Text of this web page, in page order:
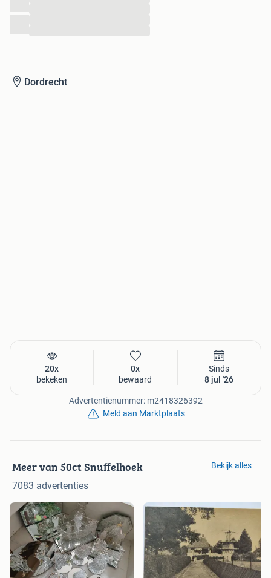
Dordrecht
20x
bekeken
0x
bewaard
Sinds
8 jul '26
Advertentienummer: m2418326392
Meld aan Marktplaats
Meer van 50ct Snuffelhoek
7083 advertenties
Bekijk alles